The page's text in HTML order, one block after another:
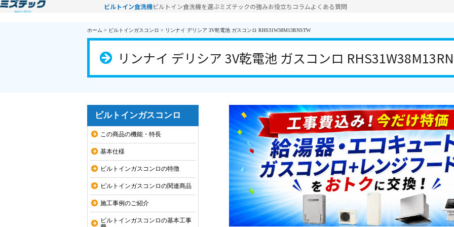
ビルトイン食洗機ビルトイン食洗機を選ぶミズテックの強みお役立ちコラムよくある質問
ホーム > ビルトインガスコンロ > リンナイ デリシア 3V乾電池 ガスコンロ RHS31W38M13RNSTW
リンナイ デリシア 3V乾電池 ガスコンロ
ビルトインガスコンロ
この商品の機能・特長
基本仕様
ビルトインガスコンロの特徴
ビルトインガスコンロの関連商品
施工事例のご紹介
ビルトインガスコンロの基本工事